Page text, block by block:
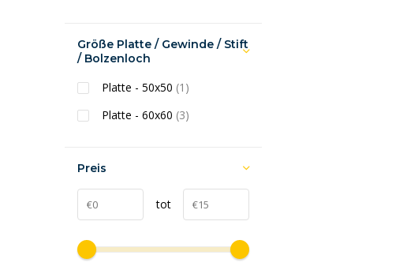
Größe Platte / Gewinde / Stift
/ Bolzenloch
Platte - 50x50 (1)
Platte - 60x60 (3)
Preis
tot